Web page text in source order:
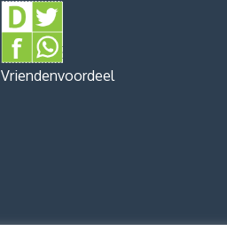
Vriendenvoordeel